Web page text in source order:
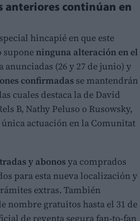
anteriores continúan en
hincapié en que este
suponeninguna alteración en el
anunciadas (26 y 27 de junio) y
confirmadas se mantendrán
cuales destaca la de David
B, Nathy Peluso o Rusowsky,
actuación en la Comunitat
y abonosya comprados
para esta nueva localización y
extras. También
nombre gratuitos hasta el 31 de
de reventa segura fan-to-fan